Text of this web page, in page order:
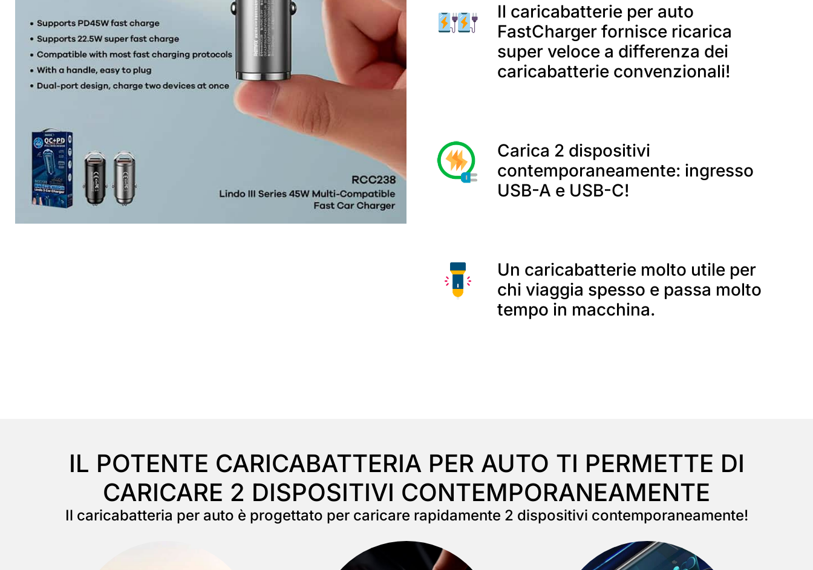
Il caricabatterie per auto
FastCharger fornisce ricarica
super veloce a differenza dei
caricabatterie convenzionali!
Carica 2 dispositivi
contemporaneamente: ingresso
USB-A e USB-C!
Un caricabatterie molto utile per
chi viaggia spesso e passa molto
tempo in macchina.
IL POTENTE CARICABATTERIA PER AUTO TI PERMETTE DI
CARICARE 2 DISPOSITIVI CONTEMPORANEAMENTE
Il caricabatteria per auto è progettato per caricare rapidamente 2 dispositivi contemporaneamente!